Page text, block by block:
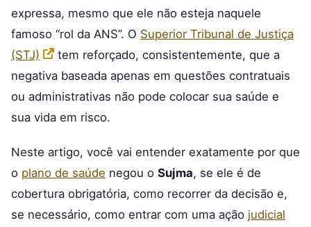
expressa, mesmo que ele não esteja naquele
famoso “rol da ANS”. O Superior Tribunal de Justiça
(STJ)
tem reforçado, consistentemente, que a
negativa baseada apenas em questões contratuais
ou administrativas não pode colocar sua saúde e
sua vida em risco.
Neste artigo, você vai entender exatamente por que
o plano de saúde negou o Sujma, se ele é de
cobertura obrigatória, como recorrer da decisão e,
se necessário, como entrar com uma ação judicial